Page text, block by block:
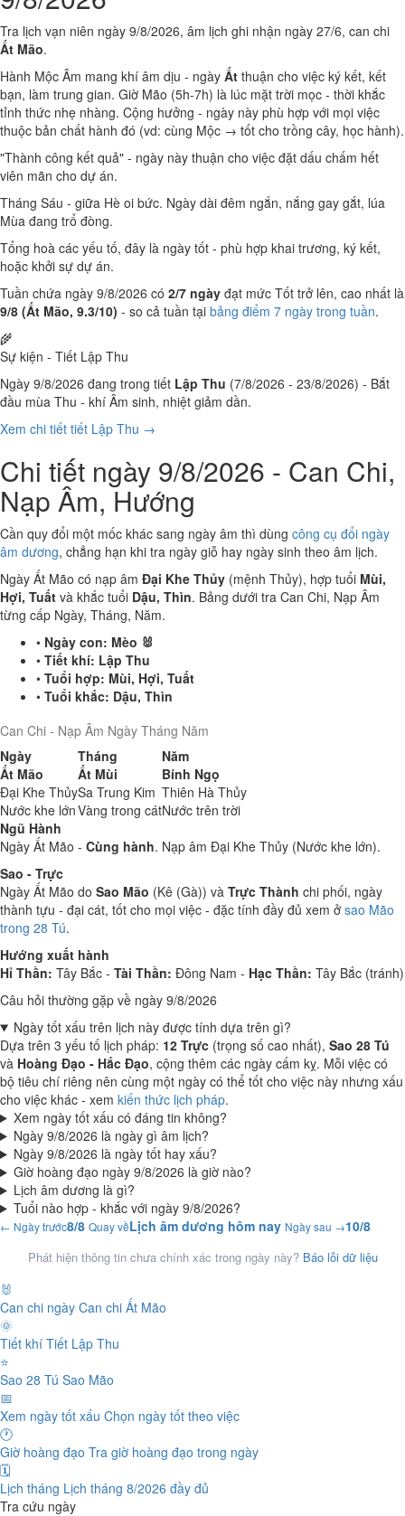
Tra lịch vạn niên ngày 9/8/2026, âm lịch ghi nhận ngày 27/6, can chi
Ất Mão.
Hành Mộc Âm mang khí âm dịu - ngày Ất thuận cho việc ký kết, kết
bạn, làm trung gian. Giờ Mão (5h-7h) là lúc mặt trời mọc - thời khắc
tỉnh thức nhẹ nhàng. Cộng hưởng - ngày này phù hợp với mọi việc
thuộc bản chất hành đó (vd: cùng Mộc → tốt cho trồng cây, học hành).
"Thành công kết quả" - ngày này thuận cho việc đặt dấu chấm hết
viên mãn cho dự án.
Tháng Sáu - giữa Hè oi bức. Ngày dài đêm ngắn, nắng gay gắt, lúa
Mùa đang trổ đòng.
Tổng hoà các yếu tố, đây là ngày tốt - phù hợp khai trương, ký kết,
hoặc khởi sự dự án.
Tuần chứa ngày 9/8/2026 có 2/7 ngày đạt mức Tốt trở lên, cao nhất là
9/8 (Ất Mão, 9.3/10) - so cả tuần tại bảng điểm 7 ngày trong tuần.
🌾
Sự kiện - Tiết Lập Thu
Ngày 9/8/2026 đang trong tiết Lập Thu (7/8/2026 - 23/8/2026) - Bắt
đầu mùa Thu - khí Âm sinh, nhiệt giảm dần.
Xem chi tiết tiết Lập Thu →
Chi tiết ngày 9/8/2026 - Can Chi,
Nạp Âm, Hướng
Cần quy đổi một mốc khác sang ngày âm thì dùng công cụ đổi ngày
âm dương, chẳng hạn khi tra ngày giỗ hay ngày sinh theo âm lịch.
Ngày Ất Mão có nạp âm Đại Khe Thủy (mệnh Thủy), hợp tuổi Mùi,
Hợi, Tuất và khắc tuổi Dậu, Thìn. Bảng dưới tra Can Chi, Nạp Âm
từng cấp Ngày, Tháng, Năm.
• Ngày con: Mèo 🐰
• Tiết khí: Lập Thu
• Tuổi hợp: Mùi, Hợi, Tuất
• Tuổi khắc: Dậu, Thìn
Can Chi - Nạp Âm Ngày Tháng Năm
Ngày
Tháng
Năm
Ất Mão
Ất Mùi
Bính Ngọ
Đại Khe ThủySa Trung Kim Thiên Hà Thủy
Nước khe lớnVàng trong cátNước trên trời
Ngũ Hành
Ngày Ất Mão - Cùng hành. Nạp âm Đại Khe Thủy (Nước khe lớn).
Sao - Trực
Ngày Ất Mão do Sao Mão (Kê (Gà)) và Trực Thành chi phối, ngày
thành tựu - đại cát, tốt cho mọi việc - đặc tính đầy đủ xem ở sao Mão
trong 28 Tú.
Hướng xuất hành
Hỉ Thần: Tây Bắc - Tài Thần: Đông Nam - Hạc Thần: Tây Bắc (tránh)
Câu hỏi thường gặp về ngày 9/8/2026
Ngày tốt xấu trên lịch này được tính dựa trên gì?
Dựa trên 3 yếu tố lịch pháp: 12 Trực (trọng số cao nhất), Sao 28 Tú
và Hoàng Đạo - Hắc Đạo, cộng thêm các ngày cấm kỵ. Mỗi việc có
bộ tiêu chí riêng nên cùng một ngày có thể tốt cho việc này nhưng xấu
cho việc khác - xem kiến thức lịch pháp.
Xem ngày tốt xấu có đáng tin không?
Ngày 9/8/2026 là ngày gì âm lịch?
Ngày 9/8/2026 là ngày tốt hay xấu?
Giờ hoàng đạo ngày 9/8/2026 là giờ nào?
Lịch âm dương là gì?
Tuổi nào hợp - khắc với ngày 9/8/2026?
← Ngày trước8/8 Quay vềLịch âm dương hôm nay Ngày sau →10/8
Phát hiện thông tin chưa chính xác trong ngày này? Báo lỗi dữ liệu
🐰
Can chi ngày Can chi Ất Mão
🌞
Tiết khí Tiết Lập Thu
⭐
Sao 28 Tú Sao Mão
📅
Xem ngày tốt xấu Chọn ngày tốt theo việc
🕐
Giờ hoàng đạo Tra giờ hoàng đạo trong ngày
🗓️
Lịch tháng Lịch tháng 8/2026 đầy đủ
Tra cứu ngày